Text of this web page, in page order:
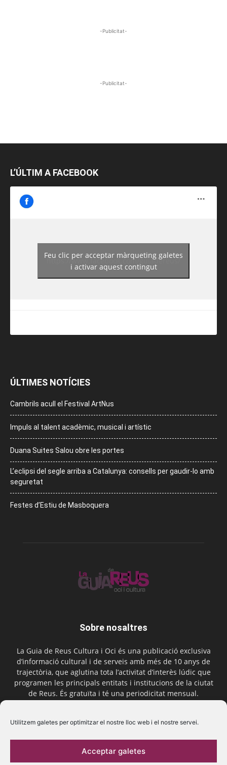
Utilitzem galetes per optimitzar el nostre lloc web i el nostre servei.
Acceptar galetes
-Publicitat-
-Publicitat-
L’ÚLTIM A FACEBOOK
https://www.facebook.com/guiadereus/
Feu clic per acceptar màrqueting galetes
i activar aquest contingut
ÚLTIMES NOTÍCIES
Cambrils acull el Festival ArtNus
Impuls al talent acadèmic, musical i artístic
Duana Suites Salou obre les portes
L’eclipsi del segle arriba a Catalunya: consells per gaudir-lo amb
seguretat
Festes d’Estiu de Masboquera
Sobre nosaltres
La Guia de Reus Cultura i Oci és una publicació exclusiva
d’informació cultural i de serveis amb més de 10 anys de
trajectòria, que aglutina tota l’activitat d’interès lúdic que
programen les principals entitats i institucions de la ciutat
de Reus. És gratuïta i té una periodicitat mensual.
Segueix-nos